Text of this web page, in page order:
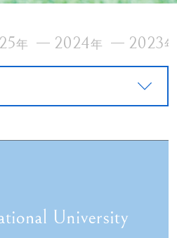
年 2024年 2023年